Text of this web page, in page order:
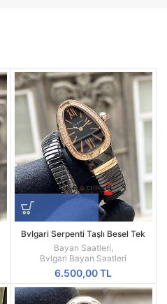
Bvlgari Serpenti Taşlı Besel Tek
Sarmal Replika Bayan Kol Saati
Bayan Saatleri,
Bvlgari Bayan Saatleri
6.500,00TL